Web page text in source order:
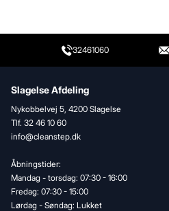
32461060
Slagelse Afdeling
Nykobbelvej 5, 4200 Slagelse
Tlf. 32 46 10 60
info@cleanstep.dk
Åbningstider:
Mandag - torsdag: 07:30 - 16:00
Fredag: 07:30 - 15:00
Lørdag - Søndag: Lukket